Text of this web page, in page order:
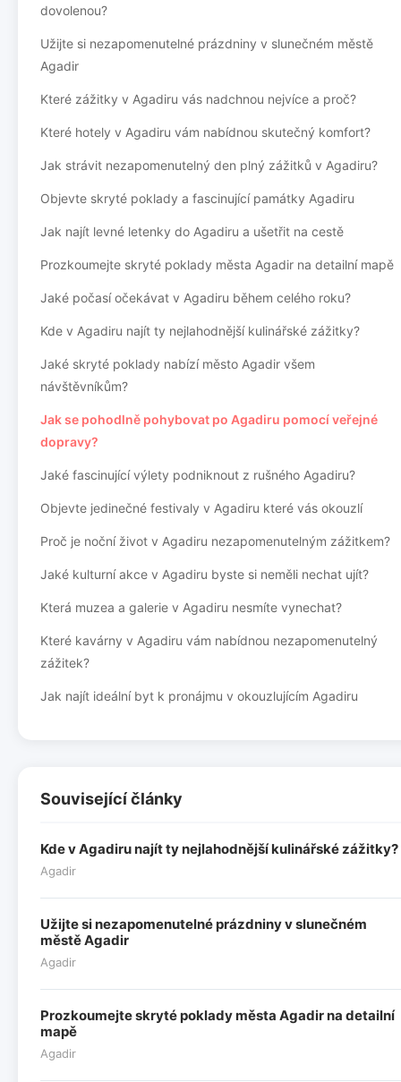
dovolenou?
Užijte si nezapomenutelné prázdniny v slunečném městě
Agadir
Které zážitky v Agadiru vás nadchnou nejvíce a proč?
Které hotely v Agadiru vám nabídnou skutečný komfort?
Jak strávit nezapomenutelný den plný zážitků v Agadiru?
Objevte skryté poklady a fascinující památky Agadiru
Jak najít levné letenky do Agadiru a ušetřit na cestě
Prozkoumejte skryté poklady města Agadir na detailní mapě
Jaké počasí očekávat v Agadiru během celého roku?
Kde v Agadiru najít ty nejlahodnější kulinářské zážitky?
Jaké skryté poklady nabízí město Agadir všem
návštěvníkům?
Jak se pohodlně pohybovat po Agadiru pomocí veřejné
dopravy?
Jaké fascinující výlety podniknout z rušného Agadiru?
Objevte jedinečné festivaly v Agadiru které vás okouzlí
Proč je noční život v Agadiru nezapomenutelným zážitkem?
Jaké kulturní akce v Agadiru byste si neměli nechat ujít?
Která muzea a galerie v Agadiru nesmíte vynechat?
Které kavárny v Agadiru vám nabídnou nezapomenutelný
zážitek?
Jak najít ideální byt k pronájmu v okouzlujícím Agadiru
Související články
Kde v Agadiru najít ty nejlahodnější kulinářské zážitky?
Agadir
Užijte si nezapomenutelné prázdniny v slunečném
městě Agadir
Agadir
Prozkoumejte skryté poklady města Agadir na detailní
mapě
Agadir